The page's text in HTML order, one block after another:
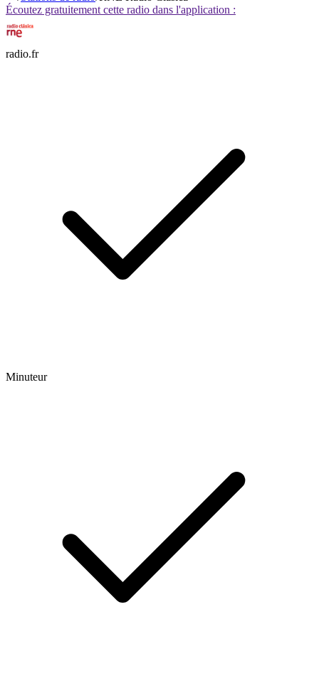
Écoutez gratuitement cette radio dans l'application :
radio.fr
Minuteur